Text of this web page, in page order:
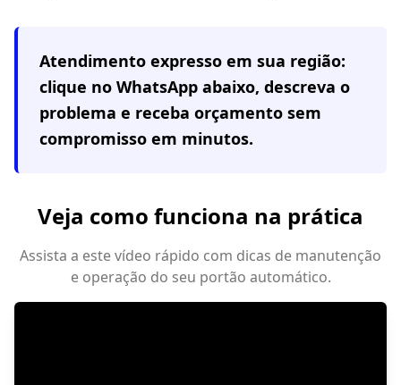
Atendimento expresso em sua região:
clique no WhatsApp abaixo, descreva o
problema e receba orçamento sem
compromisso em minutos.
Veja como funciona na prática
Assista a este vídeo rápido com dicas de manutenção
e operação do seu portão automático.